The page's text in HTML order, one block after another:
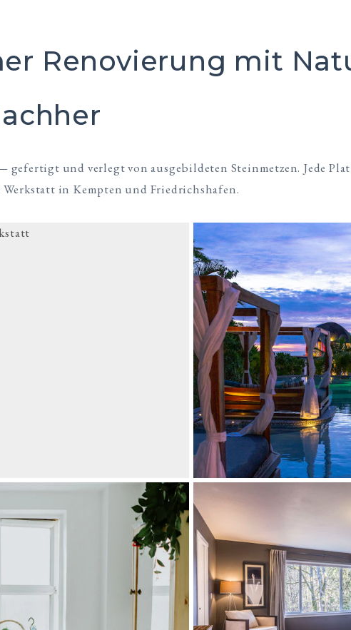
Renovierung mit
gefertigt und verlegt von ausgebildeten Steinmetzen. Jede
in Kempten und Friedrichshafen.